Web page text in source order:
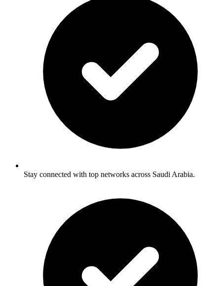
Stay connected with top networks across Saudi Arabia.